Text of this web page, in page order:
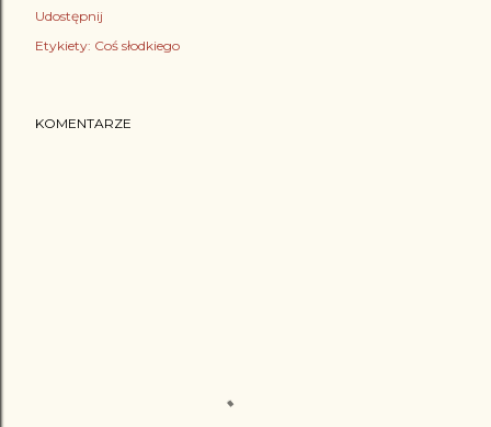
Udostępnij
Etykiety: Coś słodkiego
KOMENTARZE